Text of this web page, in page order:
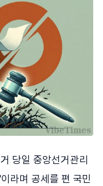
당일 중앙선거관리
라며 공세를 편 국민